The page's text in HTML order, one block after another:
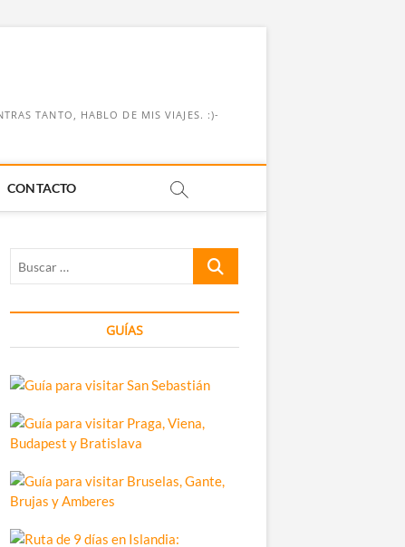
TANTO, HABLO DE MIS VIAJES. :)-
CONTACTO
Buscar
GUÍAS